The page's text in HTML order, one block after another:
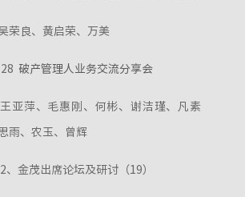
荣良、黄启荣、万美
破产管理人业务交流分享会
亚萍、毛惠刚、何彬、谢洁瑾、凡素
雨、农玉、曾辉
2、金茂出席论坛及研讨（19）